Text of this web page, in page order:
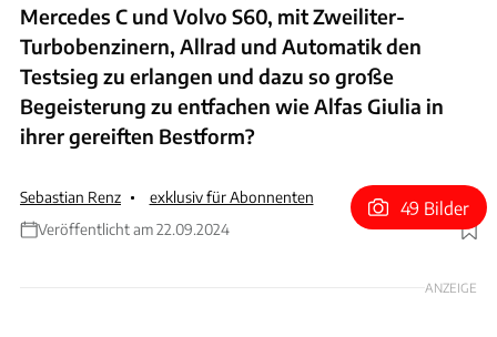
Mercedes C und Volvo S60, mit Zweiliter-
Turbobenzinern, Allrad und Automatik den
Testsieg zu erlangen und dazu so große
Begeisterung zu entfachen wie Alfas Giulia in
ihrer gereiften Bestform?
Sebastian Renz
exklusiv für Abonnenten
Veröffentlicht am 22.09.2024
Foto: Achim Hartmann
49 Bilder
ANZEIGE